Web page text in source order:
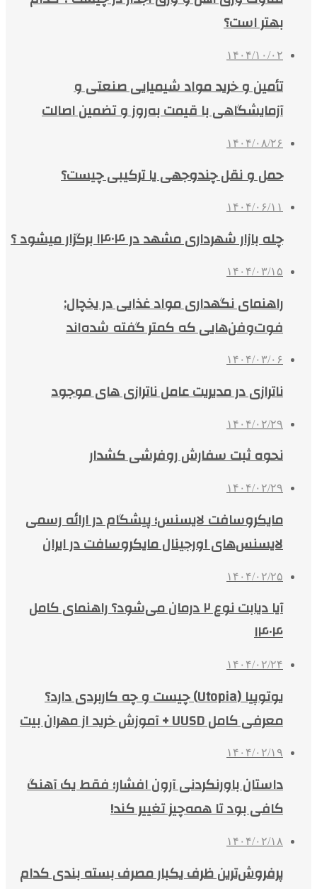
بهتر است؟
۱۴۰۴/۱۰/۰۲
تأمین و خرید مواد شیمیایی صنعتی و
آزمایشگاهی با قیمت به‌روز و تضمین اصالت
۱۴۰۴/۰۸/۲۶
حمل و نقل چندوجهی یا ترکیبی چیست؟
۱۴۰۴/۰۶/۱۱
چله بازار شهرداری مشهد در ۱۴۰۴ برگزار میشود ؟
۱۴۰۴/۰۳/۱۵
راهنمای نگهداری مواد غذایی در یخچال:
فوت‌وفن‌هایی که کمتر گفته شده‌اند
۱۴۰۴/۰۳/۰۶
ناترازی در مدیریت عامل ناترازی های موجود
۱۴۰۴/۰۲/۲۹
نحوه ثبت سفارش روفرشی کشدار
۱۴۰۴/۰۲/۲۹
مایکروسافت لایسنس؛ پیشگام در ارائه رسمی
لایسنس‌های اورجینال مایکروسافت در ایران
۱۴۰۴/۰۲/۲۵
آیا دیابت نوع ۲ درمان می‌شود؟ راهنمای کامل
۱۴۰۴
۱۴۰۴/۰۲/۲۴
یوتوپیا (Utopia) چیست و چه کاربردی دارد؟
معرفی کامل UUSD + آموزش خرید از مهران بیت
۱۴۰۴/۰۲/۱۹
داستان باورنکردنی آرون افشار؛ فقط یک آهنگ
کافی بود تا همه‌چیز تغییر کند!
۱۴۰۴/۰۲/۱۸
پرفروش‌ترین ظرف یکبار مصرف بسته بندی کدام